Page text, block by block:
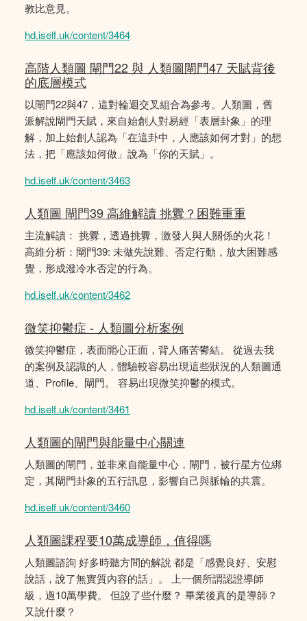
教比意見。
hd.iself.uk/content/3464
高階人類圖 閘門22 與 人類圖閘門47 天賦背後
的底層模式
以閘門22與47，這對輪迴交叉組合為參考。人類圖，舊
派解說閘門天賦，來自始創人對易經「表層卦象」的理
解，加上始創人認為「在這卦中，人應該如何才對」的想
法，把「應該如何做」說為「你的天賦」。
hd.iself.uk/content/3463
人類圖 閘門39 高維解讀 挑釁？困難重重
主流解讀： 挑釁，透過挑釁，激發人與人關係的火花！
高維分析：閘門39: 未做先說難、否定行動，放大困難感
覺，形成潑冷水否定的行為。
hd.iself.uk/content/3462
微笑抑鬱症 - 人類圖分析案例
微笑抑鬱症，表面開心正面，背人痛苦鬰結。 從過去我
的案例及認識的人，體驗較容易出現這些狀況的人類圖通
道、Profile、閘門。 容易出現微笑抑鬱的模式。
hd.iself.uk/content/3461
人類圖的閘門與能量中心關連
人類圖的閘門，並非來自能量中心，閘門，被行星方位綁
定，其閘門卦象的五行訊息，影響自己與脈輪的共震。
hd.iself.uk/content/3460
人類圖課程要10萬成導師，值得嗎
人類圖諮詢 好多時聽方間的解說 都是「感覺良好、安慰
說話，說了無實質內容的話」。 上一個所謂認證導師
級，過10萬學費。 但說了些什麼？ 畢業後真的是導師？
又說什麼？